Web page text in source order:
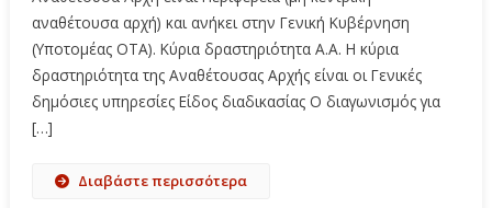
αναθέτουσα αρχή) και ανήκει στην Γενική Κυβέρνηση
(Υποτομέας ΟΤΑ). Κύρια δραστηριότητα Α.Α. Η κύρια
δραστηριότητα της Αναθέτουσας Αρχής είναι οι Γενικές
δημόσιες υπηρεσίες Είδος διαδικασίας Ο διαγωνισμός για
[…]
Διαβάστε περισσότερα